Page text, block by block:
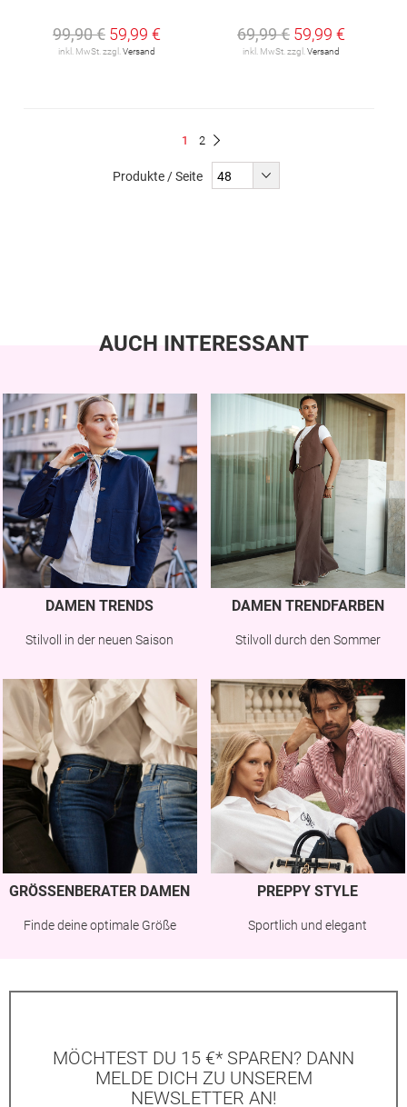
99,90 € 59,99 €
inkl. MwSt. zzgl. Versand
69,99 € 59,99 €
inkl. MwSt. zzgl. Versand
Du
gerade
1 Seite
2
Produkte / Seite
AUCH INTERESSANT
DAMEN TRENDS
Stilvoll in der neuen Saison
DAMEN TRENDFARBEN
Stilvoll durch den Sommer
GRÖSSENBERATER DAMEN
Finde deine optimale Größe
PREPPY STYLE
Sportlich und elegant
MÖCHTEST DU 15 €* SPAREN? DANN
MELDE DICH ZU UNSEREM
NEWSLETTER AN!